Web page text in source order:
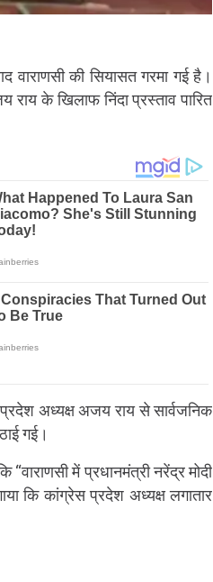
वाराणसी की सियासत गरमा गई है।
राय के खिलाफ निंदा प्रस्ताव पारित
अध्यक्ष अजय राय से सार्वजनिक
गई।
में प्रधानमंत्री नरेंद्र मोदी
कि कांग्रेस प्रदेश अध्यक्ष लगातार